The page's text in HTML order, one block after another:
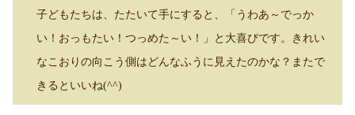
子どもたちは、たたいて手にすると、「うわあ～でっか
い！おっもたい！つっめた～い！」と大喜びです。きれい
なこおりの向こう側はどんなふうに見えたのかな？またで
きるといいね(^^)